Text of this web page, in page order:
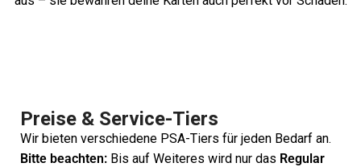
Preise & Service-Tiers
Wir bieten verschiedene PSA-Tiers für jeden Bedarf an.
Bitte beachten: Bis auf Weiteres wird nur das Regular